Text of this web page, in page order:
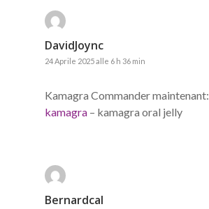
DavidJoync
24 Aprile 2025 alle 6 h 36 min
Kamagra Commander maintenant:
kamagra – kamagra oral jelly
Bernardcal